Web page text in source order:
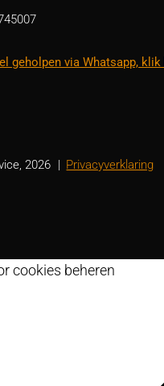
geholpen via Whatsapp, klik
2026 Privacyverklaring
cookies beheren